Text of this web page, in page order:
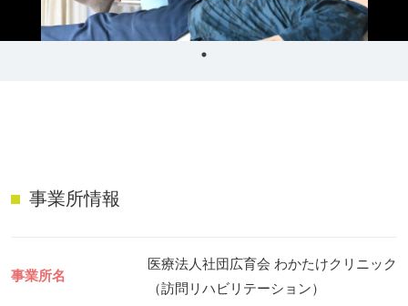
リハビリ・介護
予防
病気・感染症
ケアポケとは
介護事業所検索 サイトマップ
掲載をご希望の方
事業所情報
事業所名
医療法人社団広育会 わかたけクリニック
（訪問リハビリテーション）